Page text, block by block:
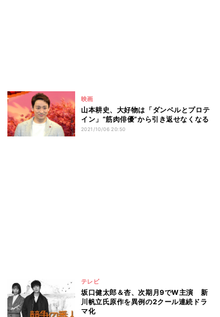
映画
山本耕史、大好物は「ダンベルとプロテ
イン」“筋肉俳優”から引き返せなくなる
2021/10/06 20:50
テレビ
坂口健太郎＆杏、次期月9でW主演 新
川帆立氏原作を異例の2クール連続ドラ
マ化